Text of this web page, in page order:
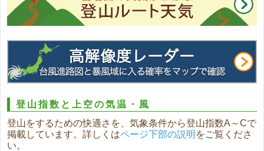
登山指数と上空の気温・風
登山をするための快適さを、気象条件から登山指数A～Cで
掲載しています。詳しくはページ下部の説明 をご覧くださ
い。